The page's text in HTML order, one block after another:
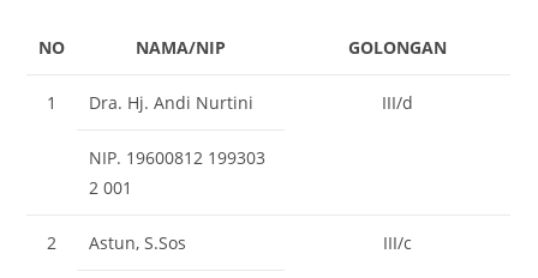
NO NAMA/NIP GOLONGAN
1 Dra. Hj. Andi Nurtini III/d
NIP. 19600812 199303
2 001
2 Astun, S.Sos III/c